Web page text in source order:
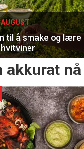
AUGUST
til å smake og lære
akkurat nå